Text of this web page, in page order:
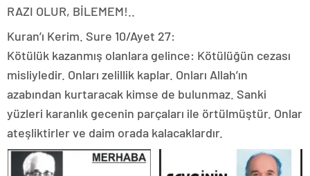
RAZI OLUR, BİLEMEM!..
Kuran’ı Kerim. Sure 10/Ayet 27:
Kötülük kazanmış olanlara gelince: Kötülüğün cezası
misliyledir. Onları zelillik kaplar. Onları Allah’ın
azabından kurtaracak kimse de bulunmaz. Sanki
yüzleri karanlık gecenin parçaları ile örtülmüştür. Onlar
ateşliktirler ve daim orada kalacaklardır.